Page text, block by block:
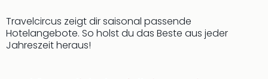
Travelcircus zeigt dir saisonal passende
Hotelangebote. So holst du das Beste aus jeder
Jahreszeit heraus!